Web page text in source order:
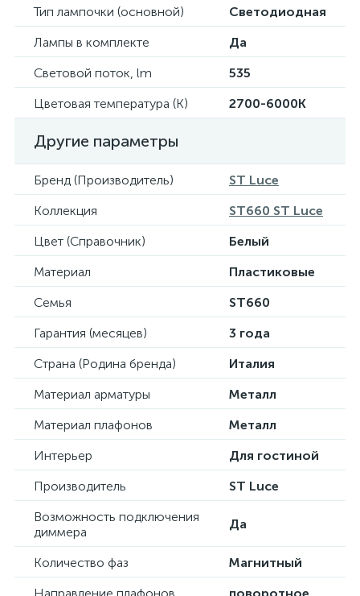
Тип лампочки (основной)
Светодиодная
Лампы в комплекте
Да
Световой поток, lm
535
Цветовая температура (К)
2700-6000K
Другие параметры
Бренд (Производитель)
ST Luce
Коллекция
ST660 ST Luce
Цвет (Справочник)
Белый
Материал
Пластиковые
Семья
ST660
Гарантия (месяцев)
3 года
Страна (Родина бренда)
Италия
Материал арматуры
Металл
Материал плафонов
Металл
Интерьер
Для гостиной
Производитель
ST Luce
Возможность подключения
диммера
Да
Количество фаз
Магнитный